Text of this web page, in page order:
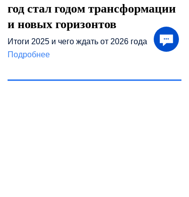
год стал годом трансформации
и новых горизонтов
Итоги 2025 и чего ждать от 2026 года
Подробнее